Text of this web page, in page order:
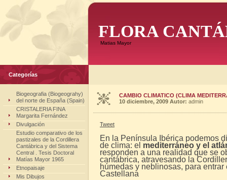
FLORA
Matias Mayor
Categorías
Biogeografia (Biogeograhy)
del norte de España (Spain)
CRISTALERIA FINA
Margarita Fernández
Divulgación
Estudio comparativo de los
pastizales de la Cordillera
Cantábrica y del Sistema
Central . Tesis Doctoral
Matías Mayor 1965
Etnopaisaje
Mis Dibujos
CAMBIO CLIMATICO (CLIMA
10 diciembre, 2009 Autor: admin
Tweet
En la Península Ibérica podemos
de clima: el mediterráneo y el
responden a una realidad que se
cantábrica, atravesando la
húmedas y neblinosas, para
Castellana